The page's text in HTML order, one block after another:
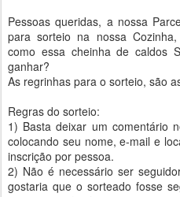
Pessoas queridas, a nossa
para sorteio na nossa
como essa cheinha de caldos
ganhar?
As regrinhas para o sorteio, são
Regras do sorteio:
1) Basta deixar um comentário
colocando seu nome, e-mail e
inscrição por pessoa.
2) Não é necessário ser
gostaria que o sorteado fosse